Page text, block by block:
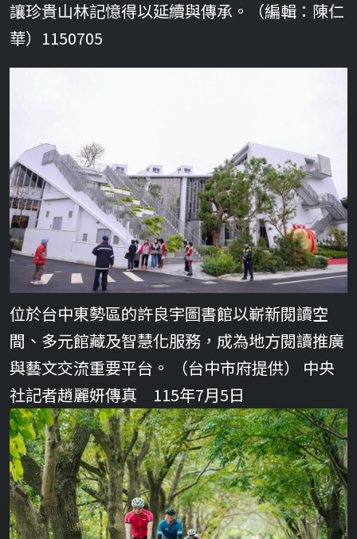
讓珍貴山林記憶得以延續與傳承。（編輯：陳仁
華）1150705
位於台中東勢區的許良宇圖書館以嶄新閱讀空
間、多元館藏及智慧化服務，成為地方閱讀推廣
與藝文交流重要平台。 （台中市府提供） 中央
社記者趙麗妍傳真 115年7月5日